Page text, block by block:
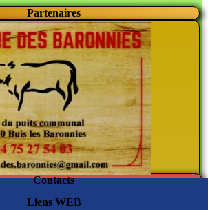
Partenaires
Contacts
Liens WEB